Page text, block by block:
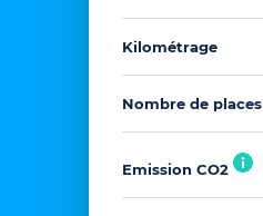
Kilométrage
Nombre de places
Emission CO2